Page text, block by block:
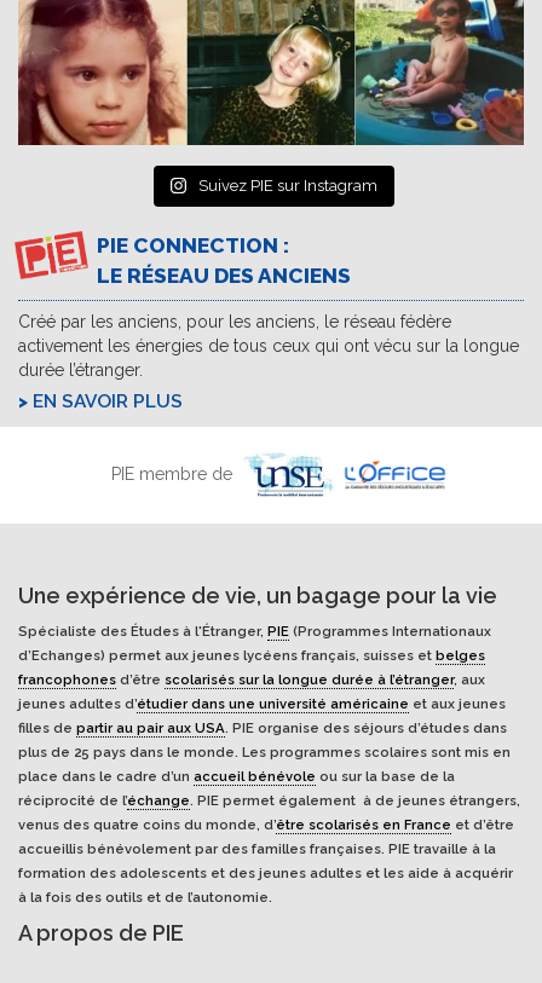
Suivez PIE sur Instagram
PIE CONNECTION :
LE RÉSEAU DES ANCIENS
Créé par les anciens, pour les anciens, le réseau fédère
activement les énergies de tous ceux qui ont vécu sur la longue
durée l’étranger.
EN SAVOIR PLUS
PIE membre de
Une expérience de vie, un bagage pour la vie
Spécialiste des Études à l'Étranger, PIE (Programmes Internationaux
d’Echanges) permet aux jeunes lycéens français, suisses et belges
francophones d’être scolarisés sur la longue durée à l’étranger, aux
jeunes adultes d’étudier dans une université américaine et aux jeunes
filles de partir au pair aux USA. PIE organise des séjours d’études dans
plus de 25 pays dans le monde. Les programmes scolaires sont mis en
place dans le cadre d’un accueil bénévole ou sur la base de la
réciprocité de l’échange. PIE permet également à de jeunes étrangers,
venus des quatre coins du monde, d’être scolarisés en France et d’être
accueillis bénévolement par des familles françaises. PIE travaille à la
formation des adolescents et des jeunes adultes et les aide à acquérir
à la fois des outils et de l’autonomie.
A propos de PIE